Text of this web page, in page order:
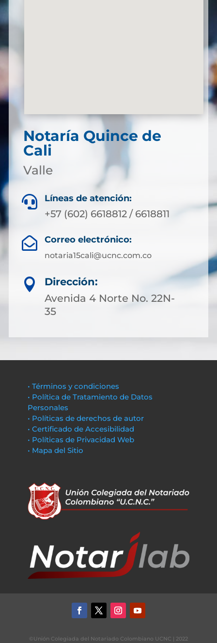
Notaría Quince de
Cali
Valle
 Líneas de atención:
+57 (602) 6618812 / 6618811
 Correo electrónico:
notaria15cali@ucnc.com.co

Dirección:
Avenida 4 Norte No. 22N-
35
• Términos y condiciones
• Política de Tratamiento de Datos
Personales
• Políticas de derechos de autor
• Certificado de Accesibilidad
• Políticas de Privacidad Web
• Mapa del Sitio
©Unión Colegiada del Notariado Colombiano UCNC | 2022